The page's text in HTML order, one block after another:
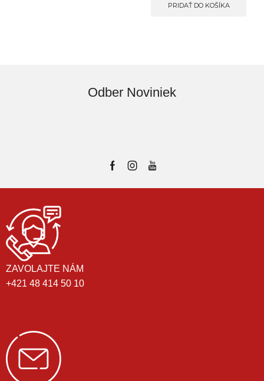
PRIDAŤ DO KOŠÍKA
Odber Noviniek
ZAVOLAJTE NÁM
+421 48 414 50 10